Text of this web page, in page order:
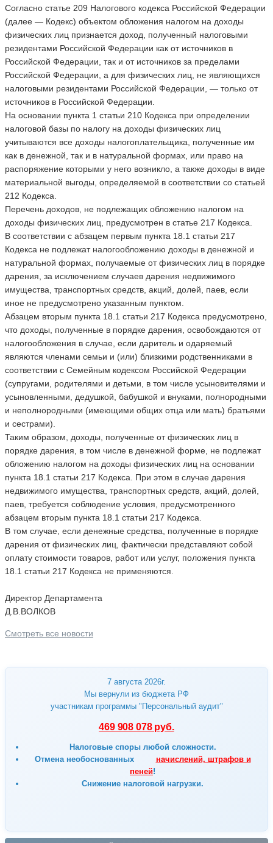
7 августа 2026г.
Мы вернули из бюджета РФ
участникам программы "Персональный аудит"
469 908 078 руб.
Налоговые споры любой сложности.
Отмена необоснованных начислений, штрафов и
пеней!
Снижение налоговой нагрузки.
Согласно статье 209 Налогового кодекса Российской Федерации
(далее — Кодекс) объектом обложения налогом на доходы
физических лиц признается доход, полученный налоговыми
резидентами Российской Федерации как от источников в
Российской Федерации, так и от источников за пределами
Российской Федерации, а для физических лиц, не являющихся
налоговыми резидентами Российской Федерации, — только от
источников в Российской Федерации.
На основании пункта 1 статьи 210 Кодекса при определении
налоговой базы по налогу на доходы физических лиц
учитываются все доходы налогоплательщика, полученные им
как в денежной, так и в натуральной формах, или право на
распоряжение которыми у него возникло, а также доходы в виде
материальной выгоды, определяемой в соответствии со статьей
212 Кодекса.
Перечень доходов, не подлежащих обложению налогом на
доходы физических лиц, предусмотрен в статье 217 Кодекса.
В соответствии с абзацем первым пункта 18.1 статьи 217
Кодекса не подлежат налогообложению доходы в денежной и
натуральной формах, получаемые от физических лиц в порядке
дарения, за исключением случаев дарения недвижимого
имущества, транспортных средств, акций, долей, паев, если
иное не предусмотрено указанным пунктом.
Абзацем вторым пункта 18.1 статьи 217 Кодекса предусмотрено,
что доходы, полученные в порядке дарения, освобождаются от
налогообложения в случае, если даритель и одаряемый
являются членами семьи и (или) близкими родственниками в
соответствии с Семейным кодексом Российской Федерации
(супругами, родителями и детьми, в том числе усыновителями и
усыновленными, дедушкой, бабушкой и внуками, полнородными
и неполнородными (имеющими общих отца или мать) братьями
и сестрами).
Таким образом, доходы, полученные от физических лиц в
порядке дарения, в том числе в денежной форме, не подлежат
обложению налогом на доходы физических лиц на основании
пункта 18.1 статьи 217 Кодекса. При этом в случае дарения
недвижимого имущества, транспортных средств, акций, долей,
паев, требуется соблюдение условия, предусмотренного
абзацем вторым пункта 18.1 статьи 217 Кодекса.
В том случае, если денежные средства, полученные в порядке
дарения от физических лиц, фактически представляют собой
оплату стоимости товаров, работ или услуг, положения пункта
18.1 статьи 217 Кодекса не применяются.
Директор Департамента
Д.В.ВОЛКОВ
Смотреть все новости